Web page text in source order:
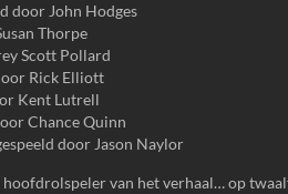
door John Hodges
Thorpe
Scott Pollard
Rick Elliott
Kent Lutrell
Chance Quinn
door Jason Naylor
hoofdrolspeler van het verhaal… op